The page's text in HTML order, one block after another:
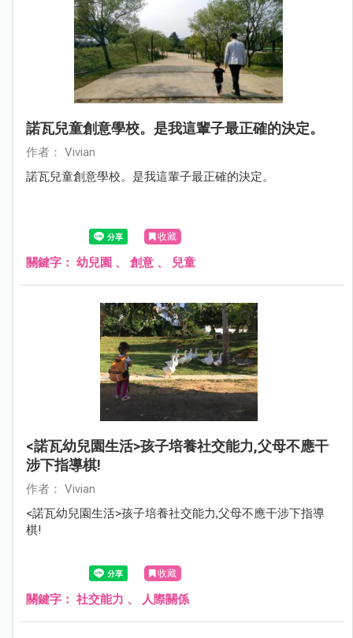
諾瓦兒童創意學校。是我這輩子最正確的決定。
作者： Vivian
諾瓦兒童創意學校。是我這輩子最正確的決定。
收藏
關鍵字： 幼兒園 、 創意 、 兒童
<諾瓦幼兒園生活>孩子培養社交能力,父母不應干
涉下指導棋!
作者： Vivian
<諾瓦幼兒園生活>孩子培養社交能力,父母不應干涉下指導
棋!
收藏
關鍵字： 社交能力 、 人際關係